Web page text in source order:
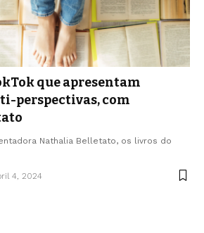
que apresentam
perspectivas, com
Nathalia Belletato, os livros do
4, 2024